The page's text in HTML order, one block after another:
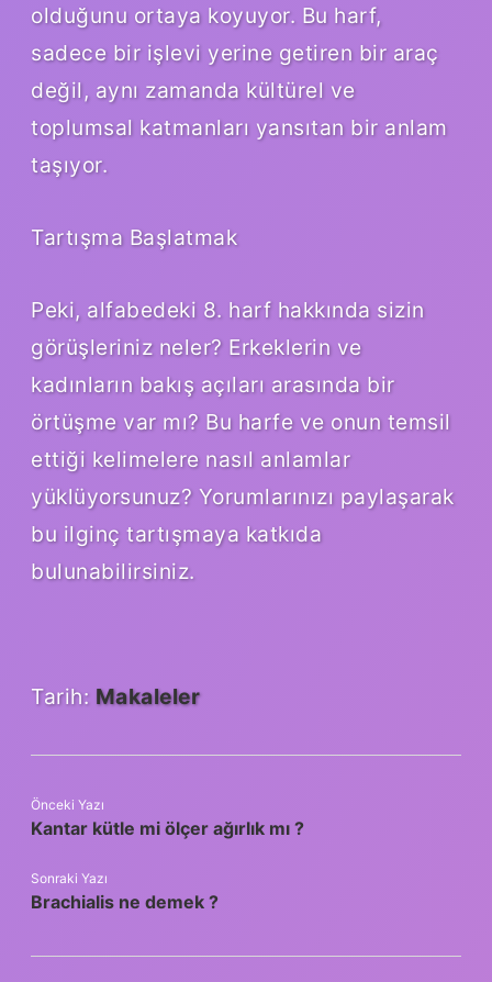
olduğunu ortaya koyuyor. Bu harf,
sadece bir işlevi yerine getiren bir araç
değil, aynı zamanda kültürel ve
toplumsal katmanları yansıtan bir anlam
taşıyor.
Tartışma Başlatmak
Peki, alfabedeki 8. harf hakkında sizin
görüşleriniz neler? Erkeklerin ve
kadınların bakış açıları arasında bir
örtüşme var mı? Bu harfe ve onun temsil
ettiği kelimelere nasıl anlamlar
yüklüyorsunuz? Yorumlarınızı paylaşarak
bu ilginç tartışmaya katkıda
bulunabilirsiniz.
Tarih: Makaleler
Önceki Yazı
Kantar kütle mi ölçer ağırlık mı ?
Sonraki Yazı
Brachialis ne demek ?